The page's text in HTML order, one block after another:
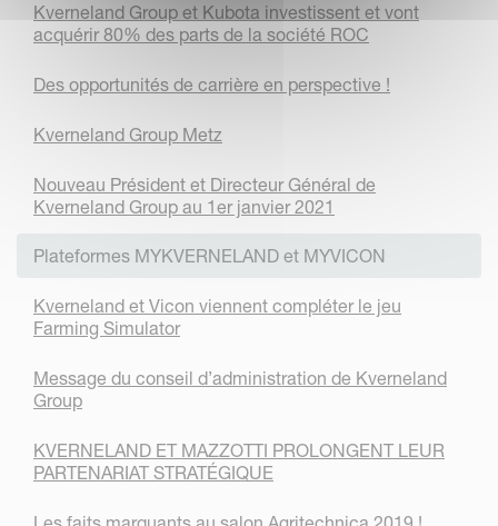
Kverneland Group et Kubota investissent et vont
acquérir 80% des parts de la société ROC
Des opportunités de carrière en perspective !
Kverneland Group Metz
Nouveau Président et Directeur Général de
Kverneland Group au 1er janvier 2021
Plateformes MYKVERNELAND et MYVICON
Kverneland et Vicon viennent compléter le jeu
Farming Simulator
Message du conseil d’administration de Kverneland
Group
KVERNELAND ET MAZZOTTI PROLONGENT LEUR
PARTENARIAT STRATÉGIQUE